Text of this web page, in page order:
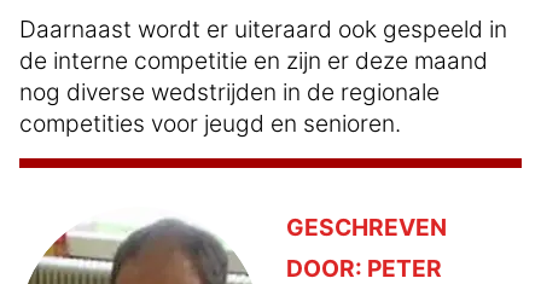
Daarnaast wordt er uiteraard ook gespeeld in
de interne competitie en zijn er deze maand
nog diverse wedstrijden in de regionale
competities voor jeugd en senioren.
GESCHREVEN
DOOR: PETER